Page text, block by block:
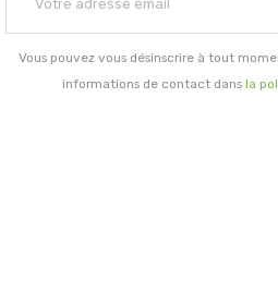
Vous pouvez vous désinscrire à tout
informations de contact dans la